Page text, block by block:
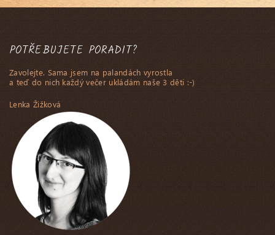
POTŘEBUJETE PORADIT?
Zavolejte. Sama jsem na palandách vyrostla
a teď do nich každý večer ukládám naše 3 děti :-)
Lenka Žižková